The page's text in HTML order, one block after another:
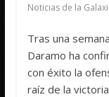
Noticias de la
Tras una
Daramo ha
con éxito la
raíz de la